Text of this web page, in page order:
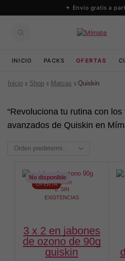
Envío gratis a
INICIO PACKS OFERTAS
Inicio Shop Marcas Quiskin
“Revoluciona tu rutina con
avanzados de Quiskin en
OFERTA
SIN
EXISTENCIAS
No disponible
3 x 2 en jabones
de ozono de 90g
quiskin